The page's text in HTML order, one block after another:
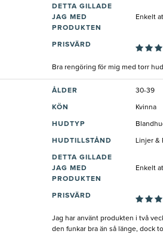
DETTA GILLADE
JAG MED
PRODUKTEN
Enkelt
PRISVÄRD
Bra rengöring för mig med torr
ÅLDER 30-39
KÖN Kvinna
HUDTYP
HUDTILLSTÅND Linjer &
DETTA GILLADE
JAG MED
PRODUKTEN
Enkelt
PRISVÄRD
Jag har använt produkten i två
den funkar bra än så länge, dock